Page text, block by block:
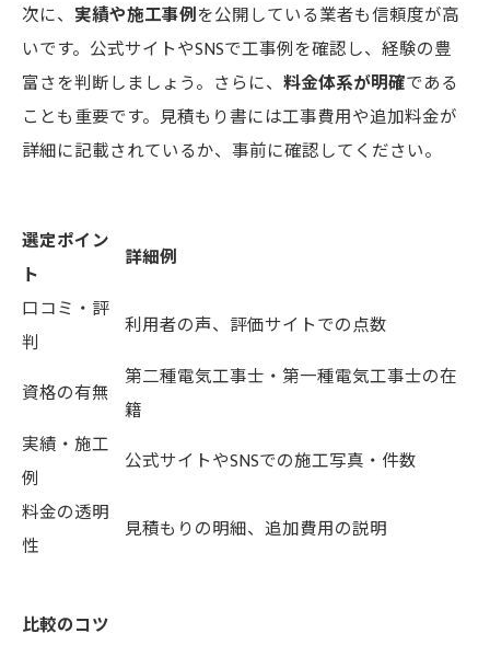
次に、 実績や施工事例を公開している業者も信頼度が高
いです。公式サイトやSNSで工事例を確認し、経験の豊
富さを判断しましょう。さらに、 料金体系が明確である
ことも重要です。見積もり書には工事費用や追加料金が
詳細に記載されているか、事前に確認してください。
選定ポイン
ト
詳細例
口コミ・評
判
利用者の声、評価サイトでの点数
資格の有無
第二種電気工事士・第一種電気工事士の在
籍
実績・施工
例
公式サイトやSNSでの施工写真・件数
料金の透明
性
見積もりの明細、追加費用の説明
比較のコツ